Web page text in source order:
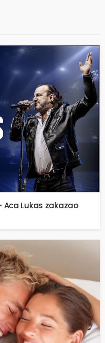
Aca Lukas zakazao